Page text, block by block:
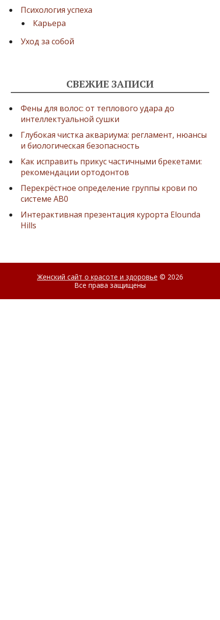
Психология успеха
Карьера
Уход за собой
СВЕЖИЕ ЗАПИСИ
Фены для волос: от теплового удара до
интеллектуальной сушки
Глубокая чистка аквариума: регламент, нюансы
и биологическая безопасность
Как исправить прикус частичными брекетами:
рекомендации ортодонтов
Перекрёстное определение группы крови по
системе AB0
Интерактивная презентация курорта Elounda
Hills
Женский сайт о красоте и здоровье © 2026
Все права защищены